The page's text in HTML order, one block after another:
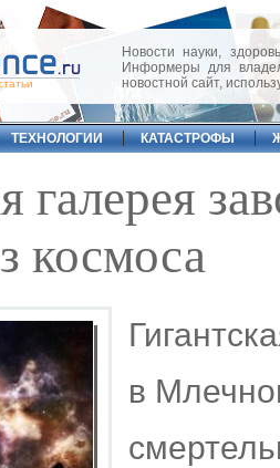
Новости науки,
Информеры для
новостной сайт,
ТЕХНОЛОГИИ КАТАСТРОФЫ
галерея
космоса
в